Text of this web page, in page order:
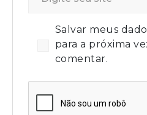
Salvar meus
para a próxima
comentar.